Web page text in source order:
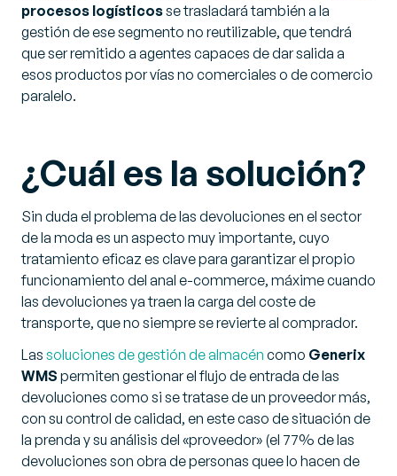
procesos logísticosse trasladará también a la
gestión de ese segmento no reutilizable, que tendrá
que ser remitido a agentes capaces de dar salida a
esos productos por vías no comerciales o de comercio
paralelo.
¿Cuál es la solución?
Sin duda el problema de las devoluciones en el sector
de la moda es un aspecto muy importante, cuyo
tratamiento eficaz es clave para garantizar el propio
funcionamiento del anal e-commerce, máxime cuando
las devoluciones ya traen la carga del coste de
transporte, que no siempre se revierte al comprador.
Las soluciones de gestión de almacén como Generix
WMS permiten gestionar el flujo de entrada de las
devoluciones como si se tratase de un proveedor más,
con su control de calidad, en este caso de situación de
la prenda y su análisis del «proveedor» (el 77% de las
devoluciones son obra de personas quee lo hacen de